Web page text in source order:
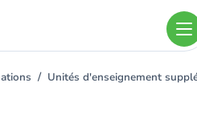
Unités d'enseignement